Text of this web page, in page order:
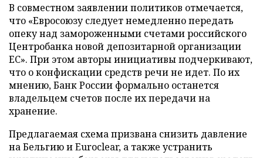
В совместном заявлении политиков отмечается,
что «Евросоюзу следует немедленно передать
опеку над замороженными счетами российского
Центробанка новой депозитарной организации
ЕС». При этом авторы инициативы подчеркивают,
что о конфискации средств речи не идет. По их
мнению, Банк России формально останется
владельцем счетов после их передачи на
хранение.
Предлагаемая схема призвана снизить давление
на Бельгию и Euroclear, а также устранить